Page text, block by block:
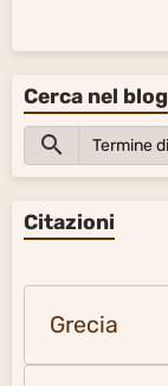
Cerca nel blog
Citazioni
Grecia